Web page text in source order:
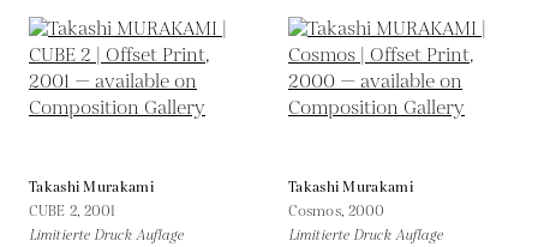
Takashi Murakami
CUBE 2, 2001
Limitierte Druck Auflage
Takashi Murakami
Cosmos, 2000
Limitierte Druck Auflage